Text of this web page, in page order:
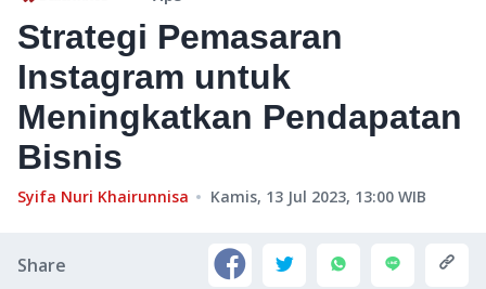
Strategi Pemasaran
Instagram untuk
Meningkatkan Pendapatan
Bisnis
Syifa Nuri Khairunnisa Kamis, 13 Jul 2023, 13:00 WIB
Share